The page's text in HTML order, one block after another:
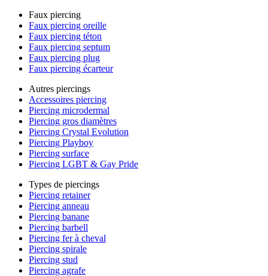
Faux piercing
Faux piercing oreille
Faux piercing téton
Faux piercing septum
Faux piercing plug
Faux piercing écarteur
Autres piercings
Accessoires piercing
Piercing microdermal
Piercing gros diamètres
Piercing Crystal Evolution
Piercing Playboy
Piercing surface
Piercing LGBT & Gay Pride
Types de piercings
Piercing retainer
Piercing anneau
Piercing banane
Piercing barbell
Piercing fer à cheval
Piercing spirale
Piercing stud
Piercing agrafe